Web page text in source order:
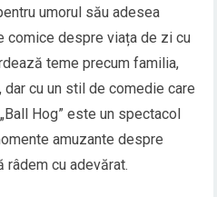
umorul său adesea
comice despre viața de zi cu
teme precum familia,
cu un stil de comedie care
Hog” este un spectacol
amuzante despre
râdem cu adevărat.